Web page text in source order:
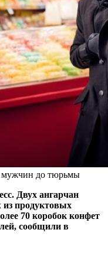
мужчин до тюрьмы
Двух ангарчан
продуктовых
70 коробок конфет
сообщили в